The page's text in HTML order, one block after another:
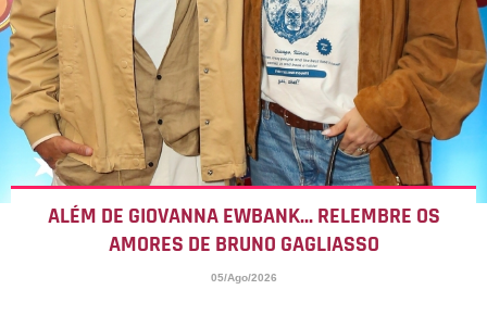
ALÉM DE GIOVANNA EWBANK... RELEMBRE OS
AMORES DE BRUNO GAGLIASSO
05/Ago/2026